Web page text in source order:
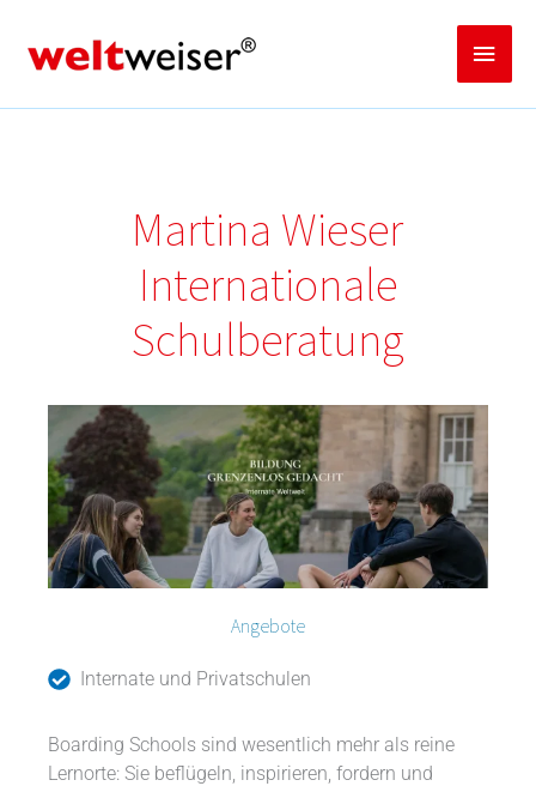
springen
Martina Wieser
Internationale
Schulberatung
Angebote
Internate und Privatschulen
Boarding Schools sind wesentlich mehr als reine
Lernorte: Sie beflügeln, inspirieren, fordern und